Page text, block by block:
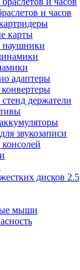
и часов
карты
наушники
адаптеры
держатели
звукозаписи
дисков 2.5
мыши